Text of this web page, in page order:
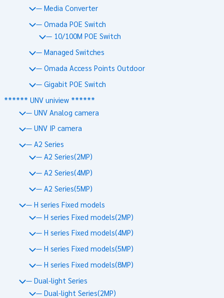
— Media Converter
— Omada POE Switch
— 10/100M POE Switch
— Managed Switches
— Omada Access Points Outdoor
— Gigabit POE Switch
****** UNV uniview ******
— UNV Analog camera
— UNV IP camera
— A2 Series
— A2 Series(2MP)
— A2 Series(4MP)
— A2 Series(5MP)
— H series Fixed models
— H series Fixed models(2MP)
— H series Fixed models(4MP)
— H series Fixed models(5MP)
— H series Fixed models(8MP)
— Dual-light Series
— Dual-light Series(2MP)